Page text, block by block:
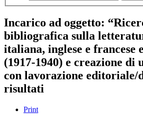
Incarico ad oggetto:
bibliografica sulla
italiana, inglese e francese
(1917-1940) e creazione di
con lavorazione editoriale/
risultati
Print